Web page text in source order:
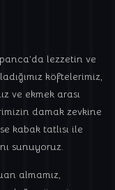
lezzetin ve
köftelerimiz,
ve ekmek arası
damak zevkine
kabak tatlısı ile
sunuyoruz.
almamız,